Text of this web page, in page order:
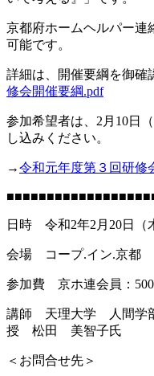
京都府ホームヘルパー連
可能です。
詳細は、開催要綱を御
修会開催要綱.pdf
参加希望者は、2月10日
し込みください。
→令和元年度第３回研
日時 令和2年2月20日（
会場 コープ.イン.京都
参加費 京ホ連会員：500
講師 天理大学 人間学
授 松田 美智子氏
＜お問合せ先＞